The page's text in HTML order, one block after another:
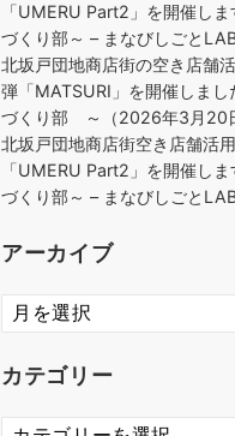
「UMERU Part2」を開催し
づくり部～ – まなびしごと
北坂戸団地商店街の空き店舗
弾「MATSURI」を開催しま
づくり部 ～（2026年3月20
北坂戸団地商店街空き店舗活
「UMERU Part2」を開催し
づくり部～ – まなびしごと
アーカイブ
ア
ー
イ
カテゴリー
カ